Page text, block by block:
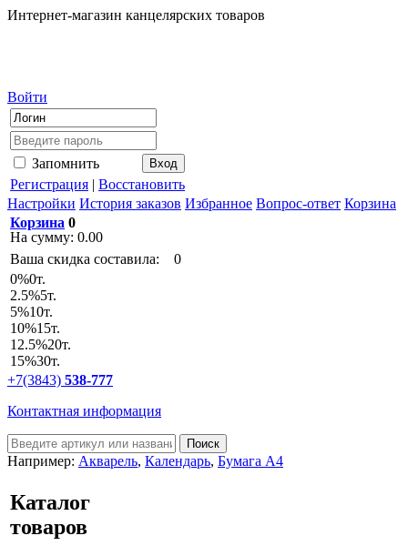
Интернет-магазин канцелярских товаров
Войти
Запомнить
Регистрация | Восстановить
Настройки История заказов Избранное Вопрос-ответ Корзина
Корзина 0
На сумму: 0.00
Ваша скидка составила:
0
0%0т.
2.5%5т.
5%10т.
10%15т.
12.5%20т.
15%30т.
+7(3843) 538-777
Контактная информация
Например: Акварель, Календарь, Бумага А4
Каталог
товаров